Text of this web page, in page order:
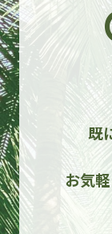
既
お気